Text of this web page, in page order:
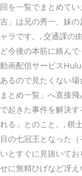
回を一覧でまとめて
吉」は兄の秀一、妹
ャラです。, 交通課の
ど今後の本筋に絡ん
動画配信サービス
あるので見たくない
まとめ一覧」へ直接
で起きた事件を解決
れる」とのこと。, 棋
目の七冠王となった
いとすぐに見抜いて
せに無精ひげなど冴え